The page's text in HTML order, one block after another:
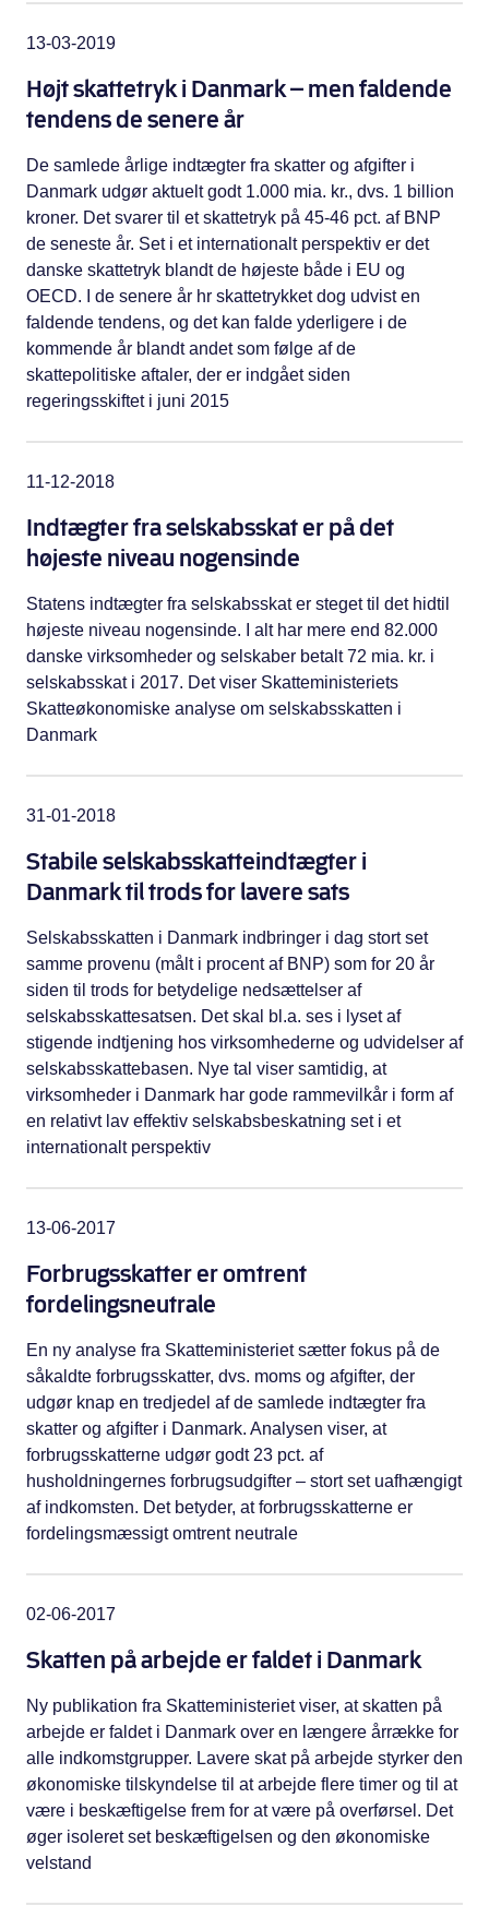
13-03-2019
Højt skattetryk i Danmark – men faldende
tendens de senere år
De samlede årlige indtægter fra skatter og afgifter i
Danmark udgør aktuelt godt 1.000 mia. kr., dvs. 1 billion
kroner. Det svarer til et skattetryk på 45-46 pct. af BNP
de seneste år. Set i et internationalt perspektiv er det
danske skattetryk blandt de højeste både i EU og
OECD. I de senere år hr skattetrykket dog udvist en
faldende tendens, og det kan falde yderligere i de
kommende år blandt andet som følge af de
skattepolitiske aftaler, der er indgået siden
regeringsskiftet i juni 2015
11-12-2018
Indtægter fra selskabsskat er på det
højeste niveau nogensinde
Statens indtægter fra selskabsskat er steget til det hidtil
højeste niveau nogensinde. I alt har mere end 82.000
danske virksomheder og selskaber betalt 72 mia. kr. i
selskabsskat i 2017. Det viser Skatteministeriets
Skatteøkonomiske analyse om selskabsskatten i
Danmark
31-01-2018
Stabile selskabsskatteindtægter i
Danmark til trods for lavere sats
Selskabsskatten i Danmark indbringer i dag stort set
samme provenu (målt i procent af BNP) som for 20 år
siden til trods for betydelige nedsættelser af
selskabsskattesatsen. Det skal bl.a. ses i lyset af
stigende indtjening hos virksomhederne og udvidelser af
selskabsskattebasen. Nye tal viser samtidig, at
virksomheder i Danmark har gode rammevilkår i form af
en relativt lav effektiv selskabsbeskatning set i et
internationalt perspektiv
13-06-2017
Forbrugsskatter er omtrent
fordelingsneutrale
En ny analyse fra Skatteministeriet sætter fokus på de
såkaldte forbrugsskatter, dvs. moms og afgifter, der
udgør knap en tredjedel af de samlede indtægter fra
skatter og afgifter i Danmark. Analysen viser, at
forbrugsskatterne udgør godt 23 pct. af
husholdningernes forbrugsudgifter – stort set uafhængigt
af indkomsten. Det betyder, at forbrugsskatterne er
fordelingsmæssigt omtrent neutrale
02-06-2017
Skatten på arbejde er faldet i Danmark
Ny publikation fra Skatteministeriet viser, at skatten på
arbejde er faldet i Danmark over en længere årrække for
alle indkomstgrupper. Lavere skat på arbejde styrker den
økonomiske tilskyndelse til at arbejde flere timer og til at
være i beskæftigelse frem for at være på overførsel. Det
øger isoleret set beskæftigelsen og den økonomiske
velstand